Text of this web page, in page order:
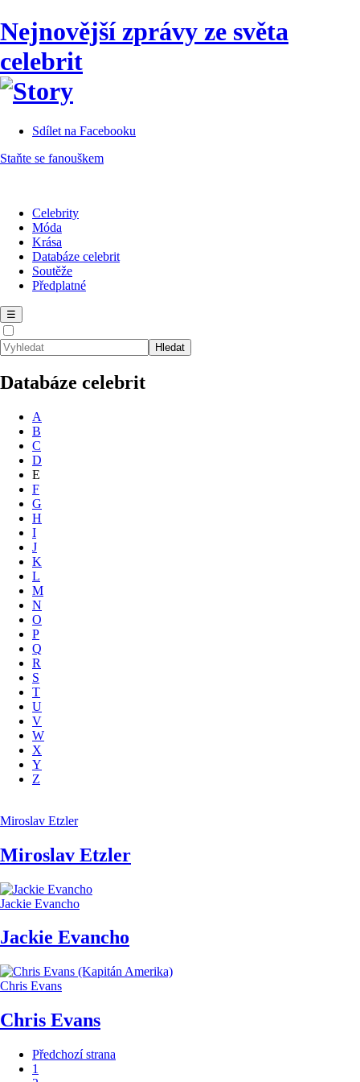
Nejnovější zprávy ze světa
celebrit
Sdílet na Facebooku
Staňte se fanouškem
Celebrity
Móda
Krása
Databáze celebrit
Soutěže
Předplatné
☰
Databáze celebrit
A
B
C
D
E
F
G
H
I
J
K
L
M
N
O
P
Q
R
S
T
U
V
W
X
Y
Z
Miroslav Etzler
Miroslav Etzler
Jackie Evancho
Jackie Evancho
Chris Evans
Chris Evans
Předchozí strana
1